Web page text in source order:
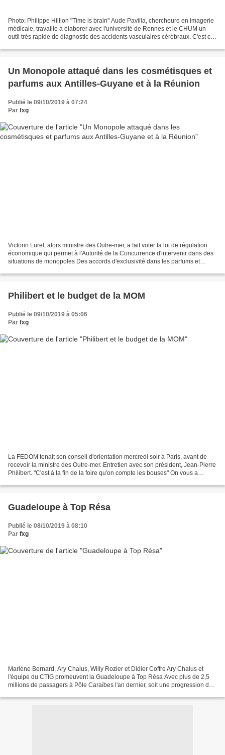
Photo: Philippe Hillion "Time is brain" Aude Pavilla, chercheure en imagerie
médicale, travaille à élaborer avec l'université de Rennes et le CHUM un
outil très rapide de diagnostic des accidents vasculaires cérébraux. C'est ce
Un Monopole attaqué dans les cosmétisques et
parfums aux Antilles-Guyane et à la Réunion
Publié le 09/10/2019 à 07:24
Par fxg
Victorin Lurel, alors ministre des Outre-mer, a fait voter la loi de régulation
économique qui permet à l'Autorité de la Concurrence d'intervenir dans des
situations de monopoles Des accords d'exclusivité dans les parfums et
Philibert et le budget de la MOM
Publié le 09/10/2019 à 05:06
Par fxg
La FEDOM tenait son conseil d'orientation mercredi soir à Paris, avant de
recevoir la ministre des Outre-mer. Entretien avec son président, Jean-Pierre
Philibert. "C'est à la fin de la foire qu'on compte les bouses" On vous a
Guadeloupe à Top Résa
Publié le 08/10/2019 à 08:10
Par fxg
Marlène Bernard, Ary Chalus, Willy Rozier et Didier Coffre Ary Chalus et
l'équipe du CTIG promeuvent la Guadeloupe à Top Résa Avec plus de 2,5
millions de passagers à Pôle Caraïbes l'an dernier, soit une progression de